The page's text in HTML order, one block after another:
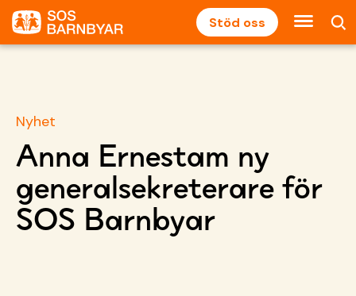
Stöd oss
Nyhet
Anna Ernestam ny
generalsekreterare för
SOS Barnbyar